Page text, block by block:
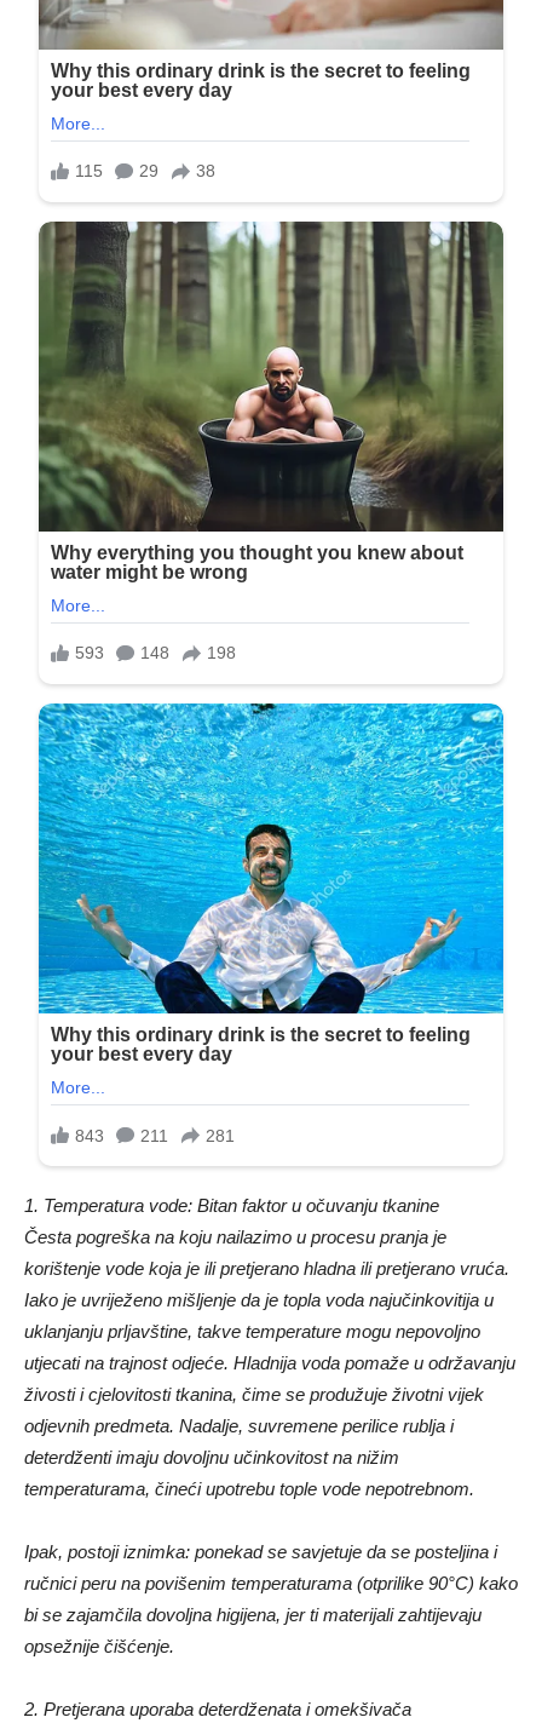
1. Temperatura vode: Bitan faktor u očuvanju tkanine
Česta pogreška na koju nailazimo u procesu pranja je
korištenje vode koja je ili pretjerano hladna ili pretjerano vruća.
Iako je uvriježeno mišljenje da je topla voda najučinkovitija u
uklanjanju prljavštine, takve temperature mogu nepovoljno
utjecati na trajnost odjeće. Hladnija voda pomaže u održavanju
živosti i cjelovitosti tkanina, čime se produžuje životni vijek
odjevnih predmeta. Nadalje, suvremene perilice rublja i
deterdženti imaju dovoljnu učinkovitost na nižim
temperaturama, čineći upotrebu tople vode nepotrebnom.
Ipak, postoji iznimka: ponekad se savjetuje da se posteljina i
ručnici peru na povišenim temperaturama (otprilike 90°C) kako
bi se zajamčila dovoljna higijena, jer ti materijali zahtijevaju
opsežnije čišćenje.
2. Pretjerana uporaba deterdženata i omekšivača